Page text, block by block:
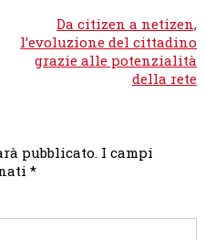
Da citizen a netizen,
l’evoluzione del cittadino
grazie alle potenzialità
della rete
pubblicato. I campi
*